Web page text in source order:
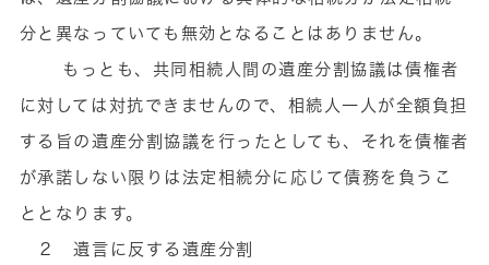
分と異なっていても無効となることはありません。
もっとも、共同相続人間の遺産分割協議は債権者
に対しては対抗できませんので、相続人一人が全額負担
する旨の遺産分割協議を行ったとしても、それを債権者
が承諾しない限りは法定相続分に応じて債務を負うこ
ととなります。
２ 遺言に反する遺産分割